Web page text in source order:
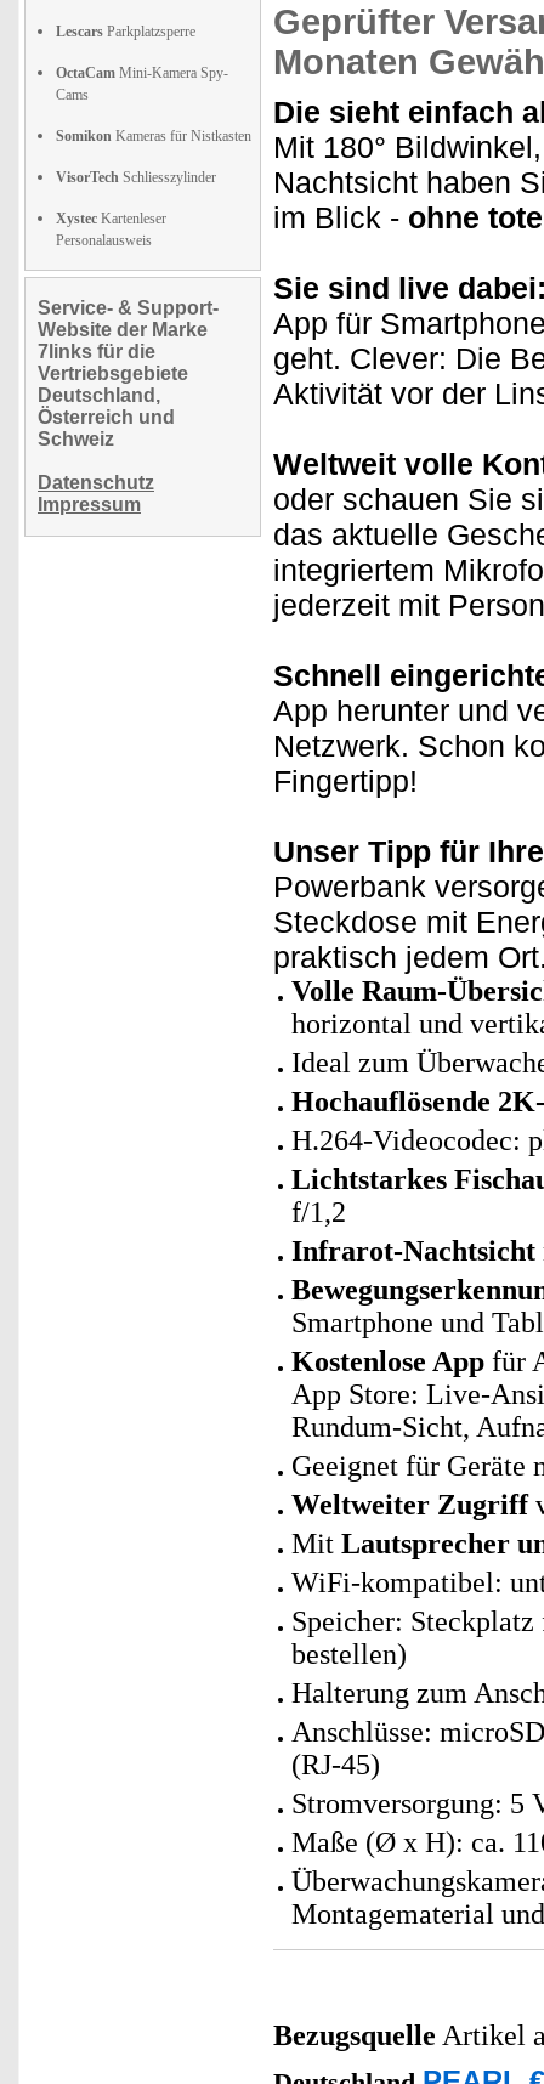
Lescars Parkplatzsperre
OctaCam Mini-Kamera Spy-
Cams
Somikon Kameras für Nistkasten
VisorTech Schliesszylinder
Xystec Kartenleser
Personalausweis
Service- & Support-
Website der Marke
7links für die
Vertriebsgebiete
Deutschland,
Österreich und
Schweiz
Datenschutz
Impressum
Geprüfter
Monaten
Die sieht einfach
Mit 180°
Nachtsicht haben
im Blick - ohne
Sie sind live
App für
geht. Clever: Die
Aktivität vor der
Weltweit volle
oder schauen Sie
das aktuelle
integriertem
jederzeit mit
Schnell
App herunter und
Netzwerk. Schon
Fingertipp!
Unser Tipp für
Powerbank
Steckdose mit
praktisch jedem
Volle Raum-
horizontal und
Ideal zum
Hochauflösende
H.264-Videocodec:
Lichtstarkes
f/1,2
Infrarot-Nachtsicht
Smartphone und
Kostenlose App für
App Store: Live-
Rundum-Sicht,
Geeignet für Geräte
Weltweiter Zugriff
Mit Lautsprecher
WiFi-kompatibel:
Speicher:
bestellen)
Halterung zum
Anschlüsse:
(RJ-45)
Stromversorgung: 5
Maße (Ø x H): ca.
Montagematerial
Bezugsquelle Artikel